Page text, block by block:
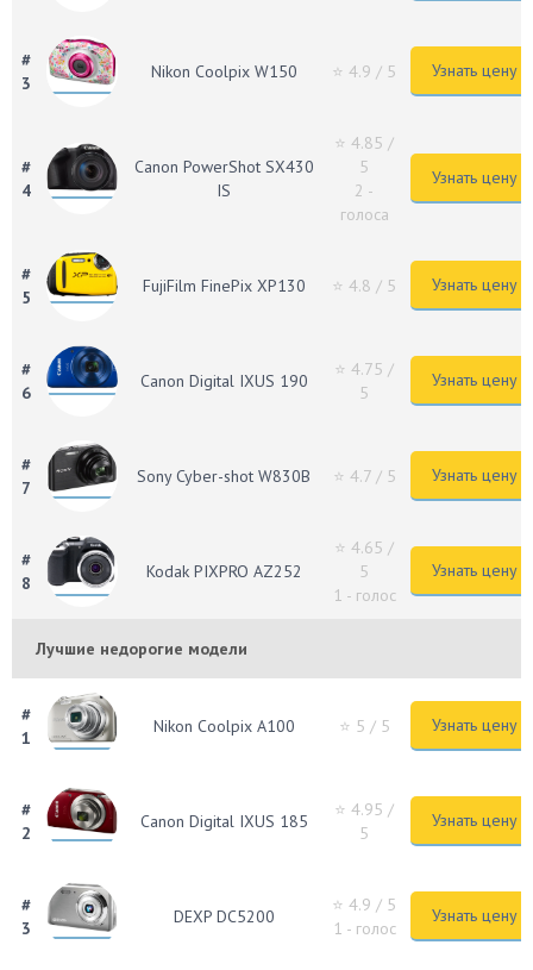
#
3
Nikon Coolpix W150 ⭐ 4.9 / 5 Узнать цену
#
4
Canon PowerShot SX430
IS
⭐ 4.85 /
5
2 -
голоса
Узнать цену
#
5
FujiFilm FinePix XP130 ⭐ 4.8 / 5 Узнать цену
#
6
Canon Digital IXUS 190
⭐ 4.75 /
5
Узнать цену
#
7
Sony Cyber-shot W830B ⭐ 4.7/ 5 Узнать цену
#
8
Kodak PIXPRO AZ252
⭐ 4.65 /
5
1 - голос
Узнать цену
Лучшие недорогие модели
#
1
Nikon Coolpix A100 ⭐ 5 / 5 Узнать цену
#
2
Canon Digital IXUS 185
⭐ 4.95 /
5
Узнать цену
#
3
DEXP DC5200
⭐ 4.9 / 5
1 - голос
Узнать цену